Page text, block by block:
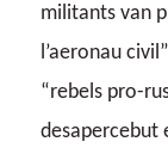
militants van
l’aeronau
“rebels pro-
desapercebut